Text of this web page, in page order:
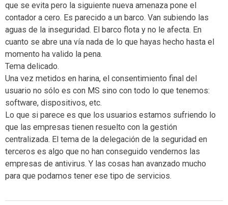
que se evita pero la siguiente nueva amenaza pone el
contador a cero. Es parecido a un barco. Van subiendo las
aguas de la inseguridad. El barco flota y no le afecta. En
cuanto se abre una vía nada de lo que hayas hecho hasta el
momento ha valido la pena.
Tema delicado.
Una vez metidos en harina, el consentimiento final del
usuario no sólo es con MS sino con todo lo que tenemos:
software, dispositivos, etc.
Lo que si parece es que los usuarios estamos sufriendo lo
que las empresas tienen resuelto con la gestión
centralizada. El tema de la delegación de la seguridad en
terceros es algo que no han conseguido vendernos las
empresas de antivirus. Y las cosas han avanzado mucho
para que podamos tener ese tipo de servicios.